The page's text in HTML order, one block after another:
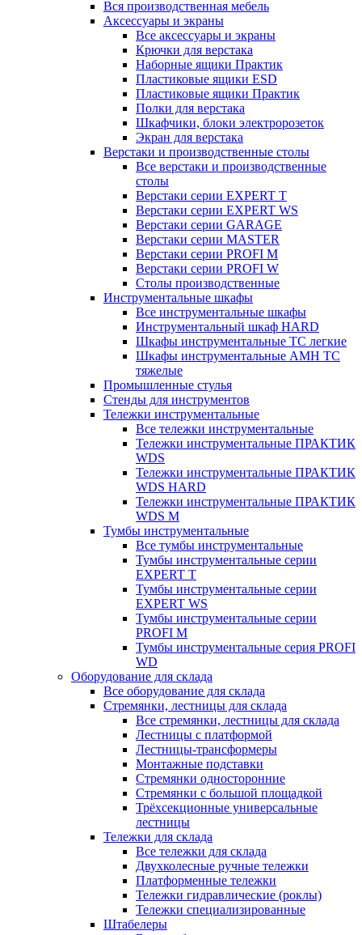
Вся производственная мебель
Аксессуары и экраны
Все аксессуары и экраны
Крючки для верстака
Наборные ящики Практик
Пластиковые ящики ESD
Пластиковые ящики Практик
Полки для верстака
Шкафчики, блоки электророзеток
Экран для верстака
Верстаки и производственные столы
Все верстаки и производственные
столы
Верстаки серии EXPERT T
Верстаки серии EXPERT WS
Верстаки серии GARAGE
Верстаки серии MASTER
Верстаки серии PROFI M
Верстаки серии PROFI W
Столы производственные
Инструментальные шкафы
Все инструментальные шкафы
Инструментальный шкаф HARD
Шкафы инструментальные ТС легкие
Шкафы инструментальные AMH TC
тяжелые
Промышленные стулья
Стенды для инструментов
Тележки инструментальные
Все тележки инструментальные
Тележки инструментальные ПРАКТИК
WDS
Тележки инструментальные ПРАКТИК
WDS HARD
Тележки инструментальные ПРАКТИК
WDS M
Тумбы инструментальные
Все тумбы инструментальные
Тумбы инструментальные серии
EXPERT T
Тумбы инструментальные серии
EXPERT WS
Тумбы инструментальные серии
PROFI M
Тумбы инструментальные серия PROFI
WD
Оборудование для склада
Все оборудование для склада
Стремянки, лестницы для склада
Все стремянки, лестницы для склада
Лестницы с платформой
Лестницы-трансформеры
Монтажные подставки
Стремянки односторонние
Стремянки с большой площадкой
Трёхсекционные универсальные
лестницы
Тележки для склада
Все тележки для склада
Двухколесные ручные тележки
Платформенные тележки
Тележки гидравлические (роклы)
Тележки специализированные
Штабелеры